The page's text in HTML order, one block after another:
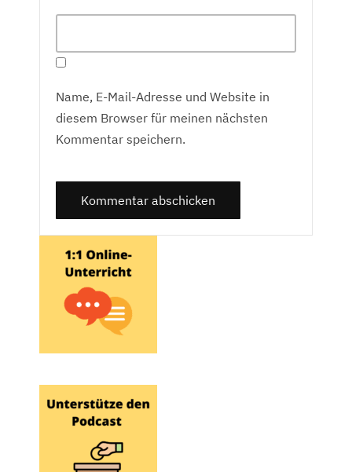
Name, E-Mail-Adresse und Website in
diesem Browser für meinen nächsten
Kommentar speichern.